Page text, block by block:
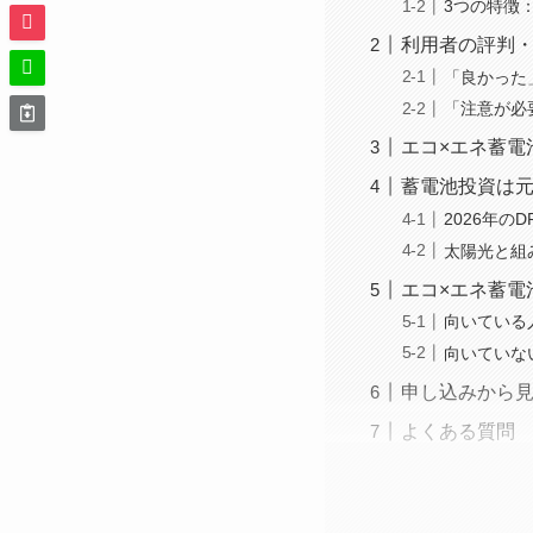
3つの特徴
利用者の評判
「良かっ
「注意が
エコ×エネ蓄電
蓄電池投資は
2026年の
太陽光と組
エコ×エネ蓄電
向いている
向いていな
申し込みから
よくある質問